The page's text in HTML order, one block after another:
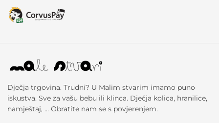
Dječja trgovina. Trudni? U Malim stvarim imamo puno
iskustva. Sve za vašu bebu ili klinca. Dječja kolica, hranilice,
namještaj, … Obratite nam se s povjerenjem.